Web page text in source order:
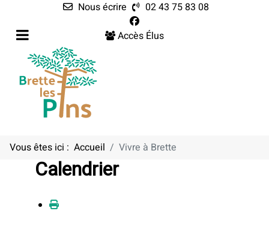
Nous écrire
02 43 75 83 08
Accès Élus
Vous êtes ici : Accueil Vivre à Brette
Calendrier